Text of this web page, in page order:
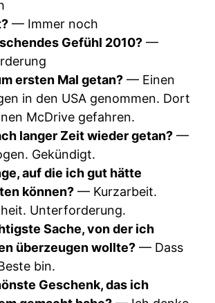
— Immer noch
Gefühl 2010? —
ersten Mal getan? — Einen
in den USA genommen. Dort
McDrive gefahren.
langer Zeit wieder getan? —
Gekündigt.
auf die ich gut hätte
können? — Kurzarbeit.
Unterforderung.
Sache, von der ich
überzeugen wollte? — Dass
bin.
Geschenk, das ich